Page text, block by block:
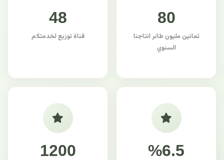
80
ثمانين مليون طائر انتاجنا
السنوي
48
قناة توزيع لخدمتكم
%6.5
1200